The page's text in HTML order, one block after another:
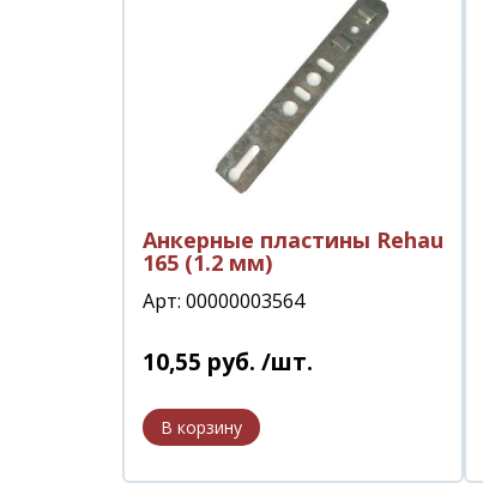
Анкерные пластины Rehau
165 (1.2 мм)
Арт: 00000003564
10,55 руб. /шт.